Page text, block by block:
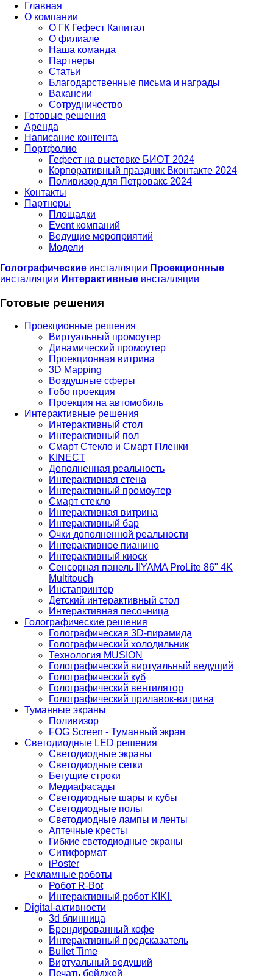
Главная
О компании
О ГК Гефест Капитал
О филиале
Наша команда
Партнеры
Статьи
Благодарственные письма и награды
Вакансии
Сотрудничество
Готовые решения
Аренда
Написание контента
Портфолио
Гефест на выстовке БИОТ 2024
Корпоративный праздник Вконтакте 2024
Поливизор для Петровакс 2024
Контакты
Партнеры
Площадки
Event компаний
Ведущие мероприятий
Модели
Голографические инсталляции Проекционные
инсталляции Интерактивные инсталляции
Готовые решения
Проекционные решения
Виртуальный промоутер
Динамический промоутер
Проекционная витрина
3D Mapping
Воздушные сферы
Гобо проекция
Проекция на автомобиль
Интерактивные решения
Интерактивный стол
Интерактивный пол
Смарт Стекло и Смарт Пленки
KINECT
Дополненная реальность
Интерактивная стена
Интерактивный промоутер
Смарт стекло
Интерактивная витрина
Интерактивный бар
Очки дополненной реальности
Интерактивное пианино
Интерактивный киоск
Сенсорная панель IIYAMA ProLite 86" 4K
Multitouch
Инстапринтер
Детский интерактивный стол
Интерактивная песочница
Голографические решения
Голографическая 3D-пирамида
Голографический холодильник
Технология MUSION
Голографический виртуальный ведущий
Голографический куб
Голографический вентилятор
Голографический прилавок-витрина
Туманные экраны
Поливизор
FOG Screen - Туманный экран
Светодиодные LED решения
Светодиодные экраны
Светодиодные сетки
Бегущие строки
Медиафасады
Светодиодные шары и кубы
Светодиодные полы
Светодиодные лампы и ленты
Аптечные кресты
Гибкие светодиодные экраны
Ситиформат
iPoster
Рекламные роботы
Робот R-Bot
Интерактивный робот KIKI.
Digital-активности
3d блинница
Брендированный кофе
Интерактивный предсказатель
Bullet Time
Виртуальный ведущий
Печать бейджей